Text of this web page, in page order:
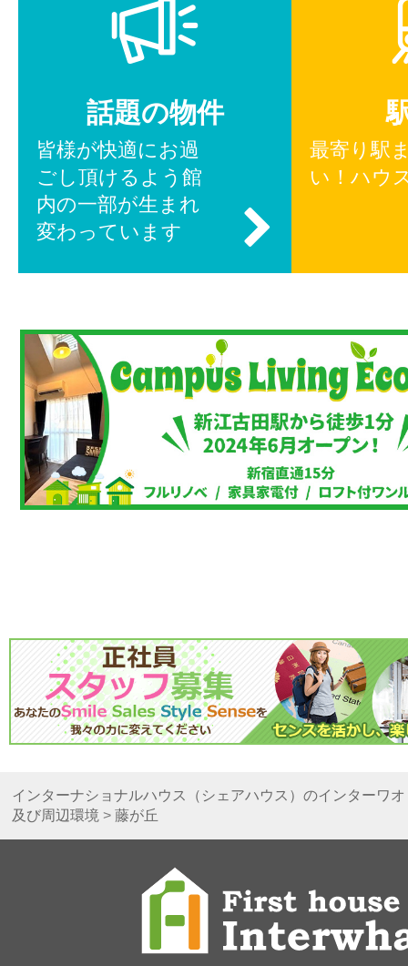
話題の物件
皆様が快適にお過
ごし頂けるよう館
内の一部が生まれ
変わっています
最寄り駅
い！ハウ
インターナショナルハウス（シェアハウス）のインターワオ
及び周辺環境 > 藤が丘